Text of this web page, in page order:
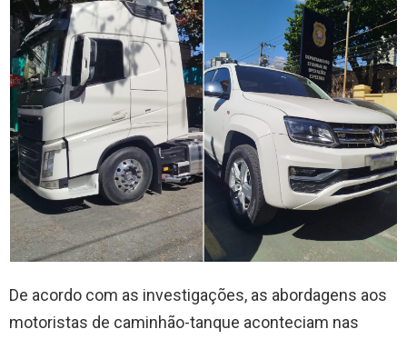
De acordo com as investigações, as abordagens aos
motoristas de caminhão-tanque aconteciam nas